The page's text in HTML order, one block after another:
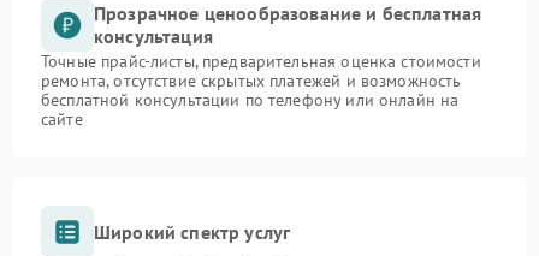
Прозрачное ценообразование и бесплатная
консультация
Точные прайс-листы, предварительная оценка стоимости
ремонта, отсутствие скрытых платежей и возможность
бесплатной консультации по телефону или онлайн на
сайте
Широкий спектр услуг